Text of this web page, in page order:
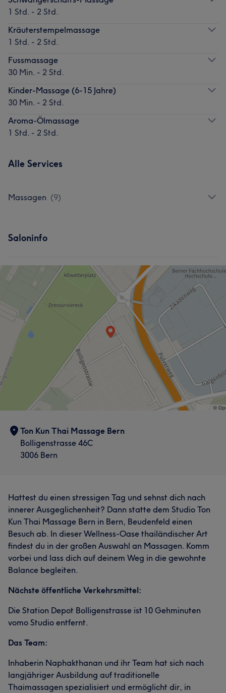
1 Std. - 2 Std.
Kräuterstempelmassage
1 Std. - 2 Std.
Fussmassage
30 Min. - 2 Std.
Kinder-Massage (6-15 Jahre)
30 Min. - 2 Std.
Aroma-Ölmassage
1 Std. - 2 Std.
Alle Services
Massagen (9)
Saloninfo
Ton Kun Thai Massage Bern
Bolligenstrasse 46C
3006 Bern
Hattest du einen stressigen Tag und sehnst dich nach
innerer Ausgeglichenheit? Dann statte dem Studio Ton
Kun Thai Massage Bern in Bern, Beudenfeld einen
Besuch ab. In dieser Wellness-Oase thailändischer Art
findest du in der großen Auswahl an Massagen. Komm
vorbei und lass dich auf deinem Weg in die gewohnte
Balance begleiten.
Nächste öffentliche Verkehrsmittel:
Die Station Depot Bolligenstrasse ist 10 Gehminuten
vomo Studio entfernt.
Das Team:
Inhaberin Naphakthanan und ihr Team hat sich nach
langjähriger Ausbildung auf traditionelle
Thaimassagen spezialisiert und ermöglicht dir, in